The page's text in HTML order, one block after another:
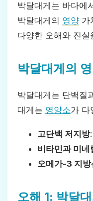
박달대게는 바다에
박달대게의 영양 가
다양한 오해와 진
박달대게의
박달대게는 단백질
대게는 영양소가 다
고단백 저지방
비타민과 미네
오메가-3 지방
오해 1: 박달